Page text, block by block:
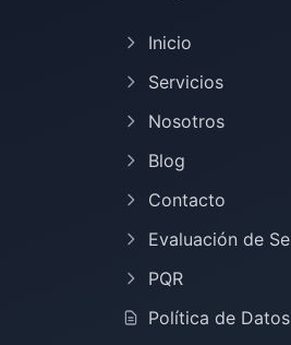
Inicio
Servicios
Nosotros
Blog
Contacto
Evaluación de
PQR
Política de Datos